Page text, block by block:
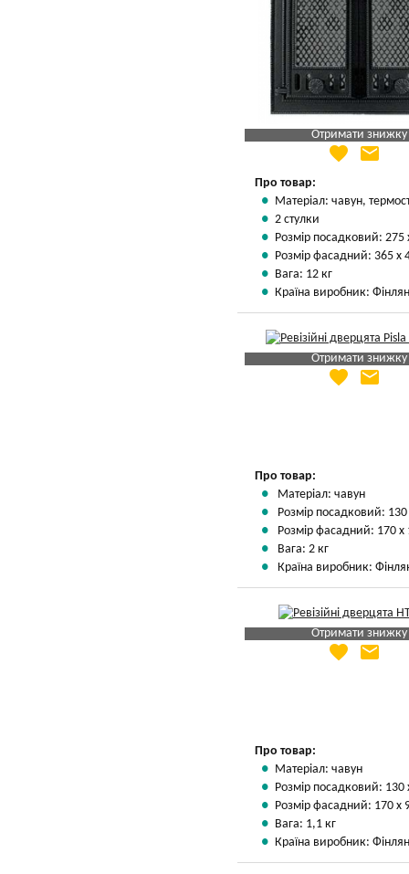
Отримати знижку
Яка Ваша ціна
Вказати мою ціну
favorite email
Про товар:
Матеріал: чавун,
2 стулки
Розмір посадковий:
Розмір фасадний: 365 х
Вага: 12 кг
Країна виробник:
Отримати знижку
Яка Ваша ціна
favorite email
Про товар:
Матеріал: чавун
Розмір посадковий:
Розмір фасадний: 170
Вага: 2 кг
Країна виробник:
Отримати знижку
Яка Ваша ціна
favorite email
Про товар:
Матеріал: чавун
Розмір посадковий: 130
Розмір фасадний: 170 х
Вага: 1,1 кг
Країна виробник: